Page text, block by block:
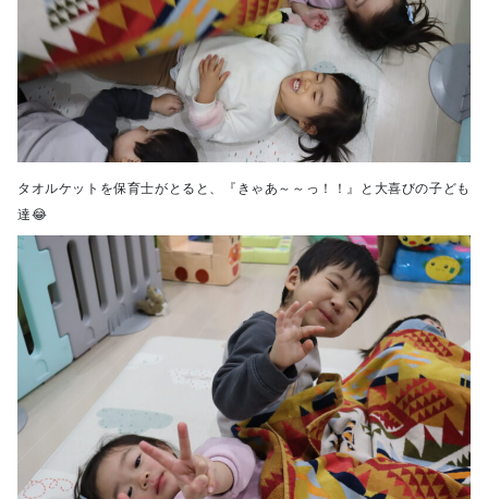
タオルケットを保育士がとると、『きゃあ～～っ！！』と大喜びの子ども
達😂